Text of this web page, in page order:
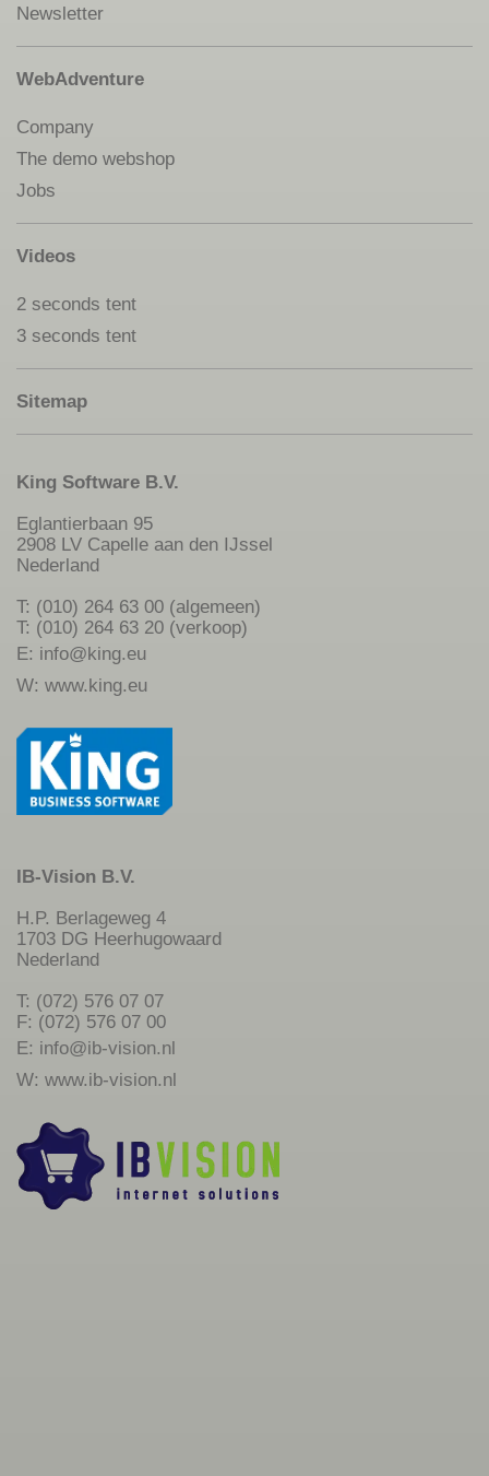
Newsletter
WebAdventure
Company
The demo webshop
Jobs
Videos
2 seconds tent
3 seconds tent
Sitemap
King Software B.V.
Eglantierbaan 95
2908 LV Capelle aan den IJssel
Nederland
T: (010) 264 63 00 (algemeen)
T: (010) 264 63 20 (verkoop)
E: info@king.eu
W: www.king.eu
IB-Vision B.V.
H.P. Berlageweg 4
1703 DG Heerhugowaard
Nederland
T: (072) 576 07 07
F: (072) 576 07 00
E: info@ib-vision.nl
W: www.ib-vision.nl